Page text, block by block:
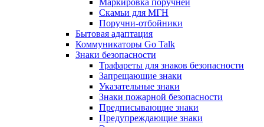
Маркировка поручней
Скамьи для МГН
Поручни-отбойники
Бытовая адаптация
Коммуникаторы Go Talk
Знаки безопасности
Трафареты для знаков безопасности
Запрещающие знаки
Указательные знаки
Знаки пожарной безопасности
Предписывающие знаки
Предупреждающие знаки